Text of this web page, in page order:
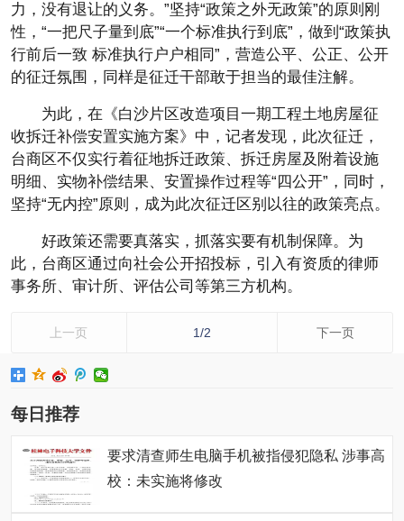
力，没有退让的义务。”坚持“政策之外无政策”的原则刚
性，“一把尺子量到底”“一个标准执行到底”，做到“政策执
行前后一致 标准执行户户相同”，营造公平、公正、公开
的征迁氛围，同样是征迁干部敢于担当的最佳注解。
为此，在《白沙片区改造项目一期工程土地房屋征
收拆迁补偿安置实施方案》中，记者发现，此次征迁，
台商区不仅实行着征地拆迁政策、拆迁房屋及附着设施
明细、实物补偿结果、安置操作过程等“四公开”，同时，
坚持“无内控”原则，成为此次征迁区别以往的政策亮点。
好政策还需要真落实，抓落实要有机制保障。为
此，台商区通过向社会公开招投标，引入有资质的律师
事务所、审计所、评估公司等第三方机构。
上一页 1/2 下一页
每日推荐
要求清查师生电脑手机被指侵犯隐私 涉事高
校：未实施将修改